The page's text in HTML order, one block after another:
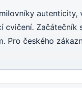
cvičení. Začátečník
Pro českého